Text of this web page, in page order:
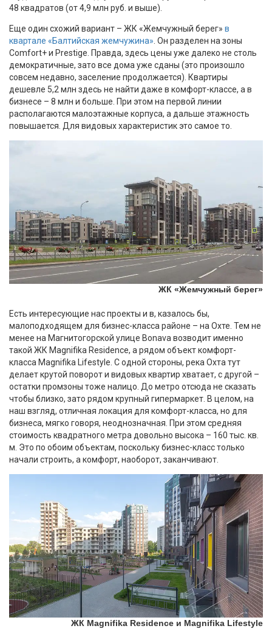
48 квадратов (от 4,9 млн руб. и выше).
Еще один схожий вариант – ЖК «Жемчужный берег» в
квартале «Балтийская жемчужина» . Он разделен на зоны
Comfort+ и Prestige. Правда, здесь цены уже далеко не столь
демократичные, зато все дома уже сданы (это произошло
совсем недавно, заселение продолжается). Квартиры
дешевле 5,2 млн здесь не найти даже в комфорт-классе, а в
бизнесе – 8 млн и больше. При этом на первой линии
располагаются малоэтажные корпуса, а дальше этажность
повышается. Для видовых характеристик это самое то.
ЖК «Жемчужный берег»
Есть интересующие нас проекты и в, казалось бы,
малоподходящем для бизнес-класса районе – на Охте. Тем не
менее на Магнитогорской улице Bonava возводит именно
такой ЖК Magnifika Residence, а рядом объект комфорт-
класса Magnifika Lifestyle. С одной стороны, река Охта тут
делает крутой поворот и видовых квартир хватает, с другой –
остатки промзоны тоже налицо. До метро отсюда не сказать
чтобы близко, зато рядом крупный гипермаркет. В целом, на
наш взгляд, отличная локация для комфорт-класса, но для
бизнеса, мягко говоря, неоднозначная. При этом средняя
стоимость квадратного метра довольно высока – 160 тыс. кв.
м. Это по обоим объектам, поскольку бизнес-класс только
начали строить, а комфорт, наоборот, заканчивают.
ЖК Magnifika Residence и Magnifika Lifestyle